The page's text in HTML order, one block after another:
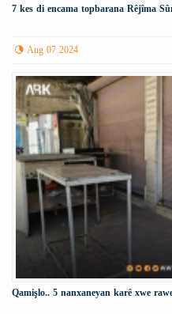
7 kes di encama topbarana Rêjîma
Aug 07 2024
Qamişlo.. 5 nanxaneyan karê xwe